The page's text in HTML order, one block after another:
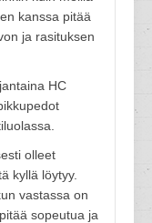
kanssa pitää
ja rasituksen
HC
olleet
kyllä löytyy.
vastassa on
sopeutua ja